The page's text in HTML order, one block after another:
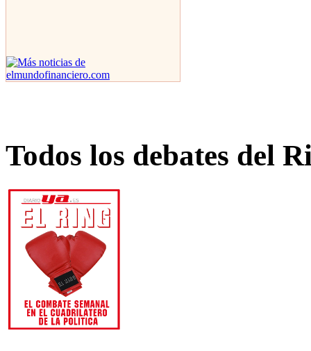
Todos los debates del